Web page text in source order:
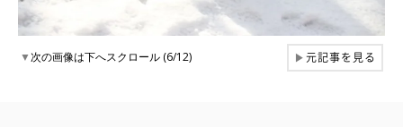
▼次の画像は下へスクロール (6/12) ▶元記事を見る